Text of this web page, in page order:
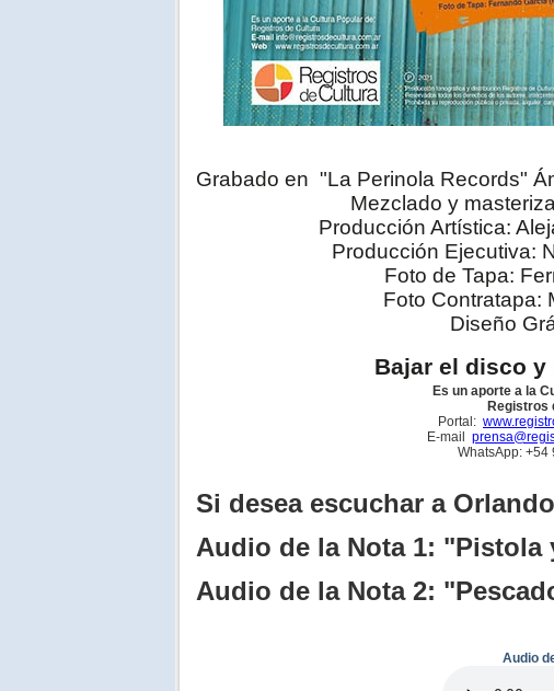
Grabado en "La Perinola Records"
Mezclado y
Producción Artística:
Producción Ejecutiva:
Foto de Tapa:
Foto Contratapa:
Diseño
Bajar el disco
Es un aporte a la
Registros
Portal:
E-mail
WhatsApp: +54
Si desea escuchar a
Audio de la Nota 1: "Pistola
Audio de la Nota 2:
Audio